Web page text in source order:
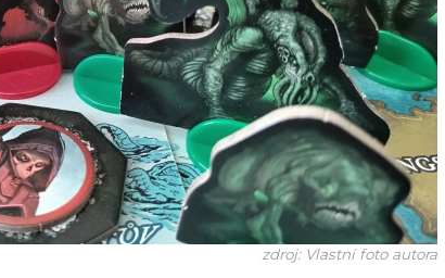
zdroj: Vlastní foto autora